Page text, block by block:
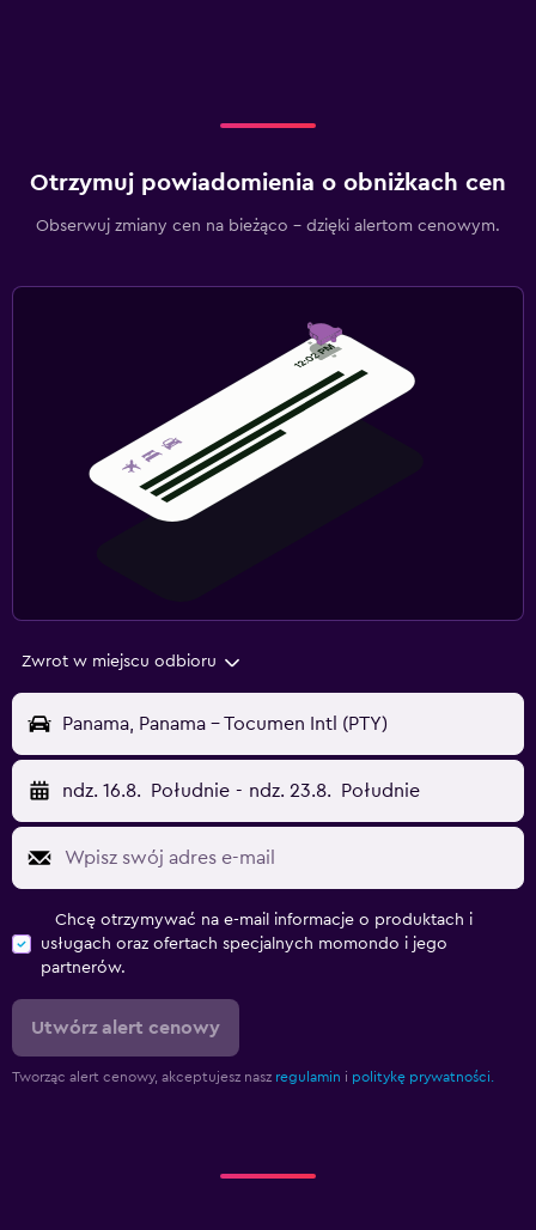
Otrzymuj powiadomienia o obniżkach cen
Obserwuj zmiany cen na bieżąco – dzięki alertom cenowym.
Zwrot w miejscu odbioru
Panama, Panama - Tocumen Intl (PTY)
ndz. 16.8. Południe - ndz. 23.8. Południe
Chcę otrzymywać na e-mail informacje o produktach i
usługach oraz ofertach specjalnych momondo i jego
partnerów.
Utwórz alert cenowy
Tworząc alert cenowy, akceptujesz nasz regulamin i politykę prywatności.